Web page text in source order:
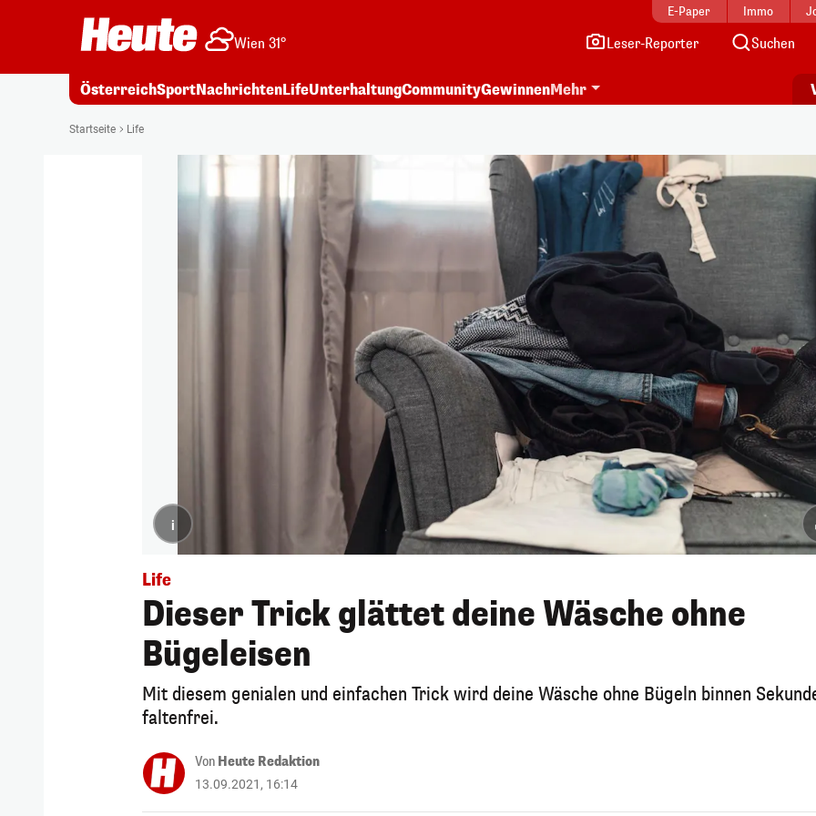
E-Paper Immo
Wien 31° Leser-Reporter Suchen
ÖsterreichSportNachrichtenLifeUnterhaltungCommunityGewinnenMehr
Startseite Life
i
Life
Dieser Trick glättet deine Wäsche ohne
Bügeleisen
Mit diesem genialen und einfachen Trick wird deine Wäsche ohne Bügeln binnen
faltenfrei.
Von Heute Redaktion
13.09.2021, 16:14